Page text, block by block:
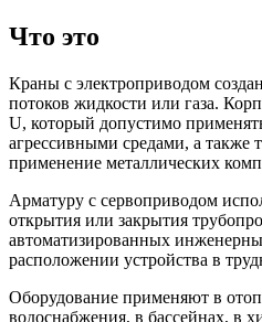
Что это
Краны с электроприводом
потоков жидкости или газа.
U, который допустимо
агрессивными средами, а также
применение металлических
Арматуру с сервоприводом
открытия или закрытия
автоматизированных
расположении устройства в
Оборудование применяют в
водоснабжения, в бассейнах, в